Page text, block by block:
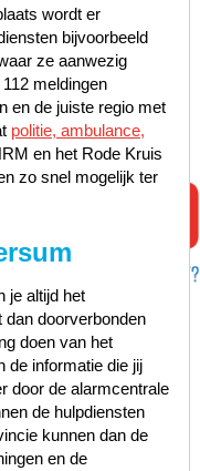
wordt er
bijvoorbeeld
ze aanwezig
meldingen
en de juiste regio met
politie, ambulance,
en het Rode Kruis
zo snel mogelijk ter
je altijd het
dan doorverbonden
doen van het
de informatie die jij
door de alarmcentrale
de hulpdiensten
kunnen dan de
en de